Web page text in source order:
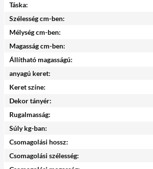
Táska:
Szélesség cm-ben:
Mélység cm-ben:
Magasság cm-ben:
Állítható magasságú:
anyagú keret:
Keret színe:
Dekor tányér:
Rugalmasság:
Súly kg-ban:
Csomagolási hossz:
Csomagolási szélesség: